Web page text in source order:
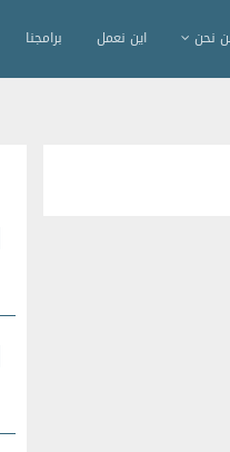
نحن اين نعمل برامجنا